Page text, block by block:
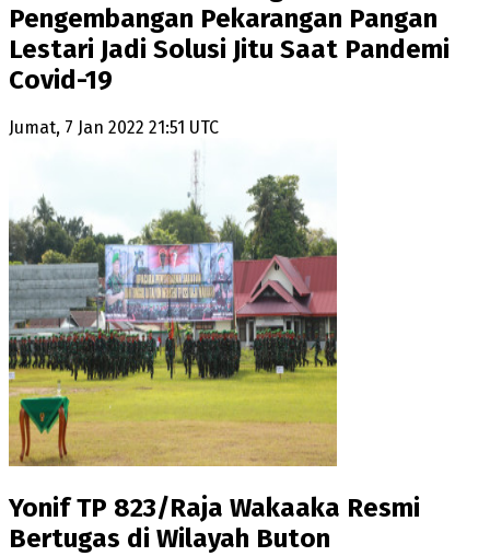
Pengembangan Pekarangan Pangan
Lestari Jadi Solusi Jitu Saat Pandemi
Covid-19
Jumat, 7 Jan 2022 21:51 UTC
Yonif TP 823/Raja Wakaaka Resmi
Bertugas di Wilayah Buton